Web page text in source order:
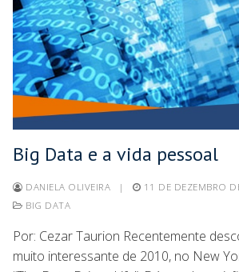
Big Data e a vida pessoal
DANIELA OLIVEIRA | 11 DE DEZEMBRO
BIG DATA
Por: Cezar Taurion Recentemente
muito interessante de 2010, no New